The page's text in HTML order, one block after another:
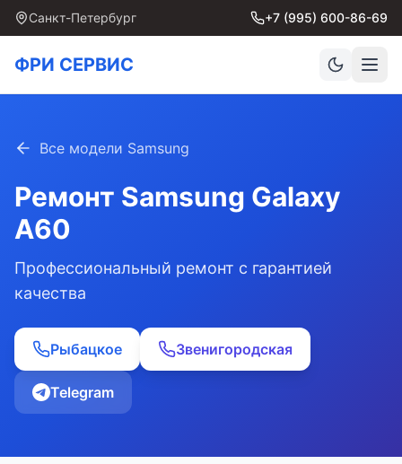
Санкт-Петербург +7 (995) 600-86-69
ФРИ СЕРВИС
Все модели Samsung
Ремонт Samsung Galaxy
A60
Профессиональный ремонт с гарантией
качества
Рыбацкое Звенигородская
Telegram